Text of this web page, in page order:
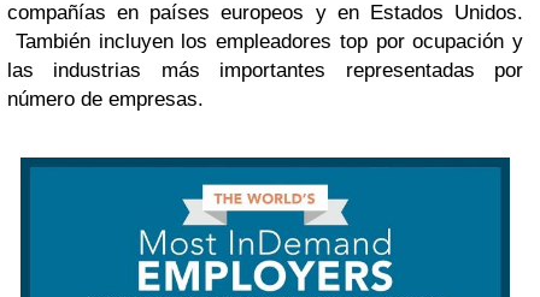
compañías en países europeos y en Estados Unidos.
También incluyen los empleadores top por ocupación y
las industrias más importantes representadas por
número de empresas.